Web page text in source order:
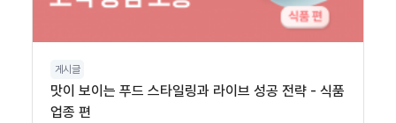
게시글
맛이 보이는 푸드 스타일링과 라이브 성공 전략 - 식품
업종 편